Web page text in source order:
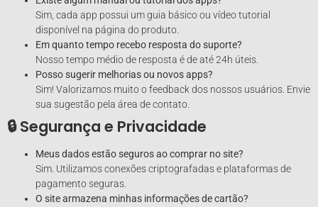
Sim, cada app possui um guia básico ou vídeo tutorial
disponível na página do produto.
Em quanto tempo recebo resposta do suporte?
Nosso tempo médio de resposta é de até 24h úteis.
Posso sugerir melhorias ou novos apps?
Sim! Valorizamos muito o feedback dos nossos usuários. Envie
sua sugestão pela área de contato.
🔒 Segurança e Privacidade
Meus dados estão seguros ao comprar no site?
Sim. Utilizamos conexões criptografadas e plataformas de
pagamento seguras.
O site armazena minhas informações de cartão?